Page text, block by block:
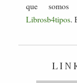
que
Librosb4tipos.